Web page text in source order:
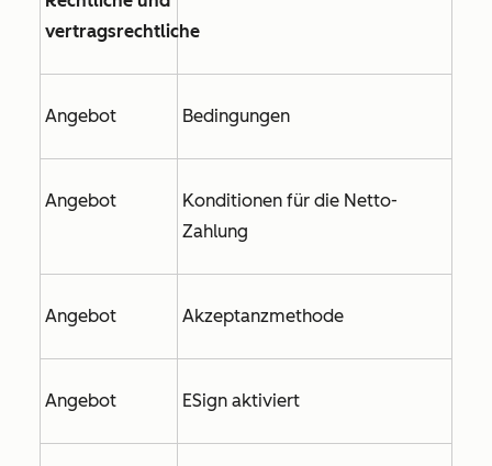
vertragsrechtliche
Angebot Bedingungen
Angebot
Konditionen für die Netto-
Zahlung
Angebot Akzeptanzmethode
Angebot ESign aktiviert